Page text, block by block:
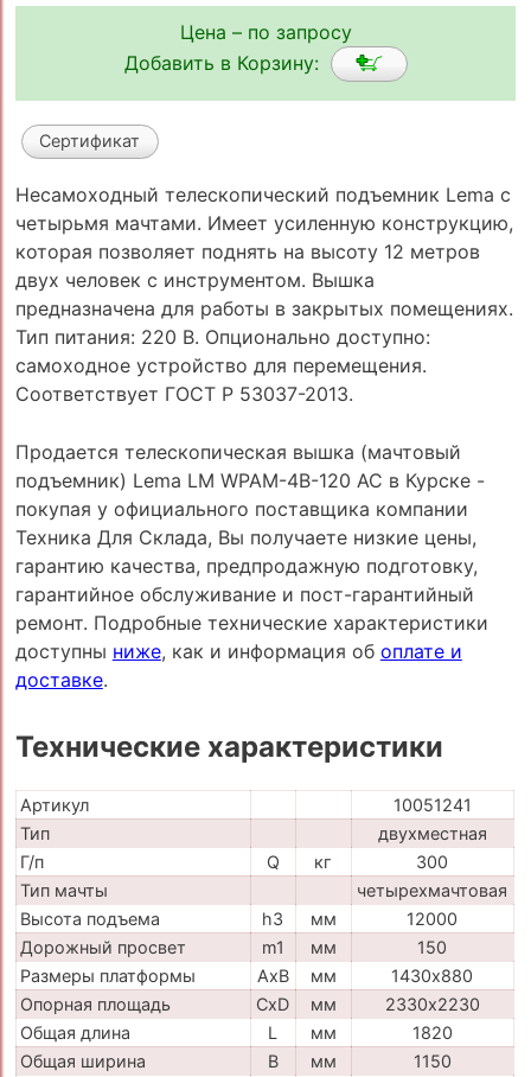
Цена – по запросу
Добавить в Корзину:
Сертификат
Несамоходный телескопический подъемник Lema с
четырьмя мачтами. Имеет усиленную конструкцию,
которая позволяет поднять на высоту 12 метров
двух человек с инструментом. Вышка
предназначена для работы в закрытых помещениях.
Тип питания: 220 В. Опционально доступно:
самоходное устройство для перемещения.
Соответствует ГОСТ Р 53037-2013.
Продается телескопическая вышка (мачтовый
подъемник) Lema LM WPAM-4B-120 AC в Курске -
покупая у официального поставщика компании
Техника Для Склада, Вы получаете низкие цены,
гарантию качества, предпродажную подготовку,
гарантийное обслуживание и пост-гарантийный
ремонт. Подробные технические характеристики
доступны ниже, как и информация об оплате и
доставке.
Технические характеристики
Артикул
10051241
Тип
двухместная
Г/п
Q кг
300
Тип мачты
четырехмачтовая
Высота подъема
h3 мм
12000
Дорожный просвет
m1 мм
150
Размеры платформы
AxB мм
1430х880
Опорная площадь
CxD мм
2330х2230
Общая длина
L мм
1820
Общая ширина
B мм
1150